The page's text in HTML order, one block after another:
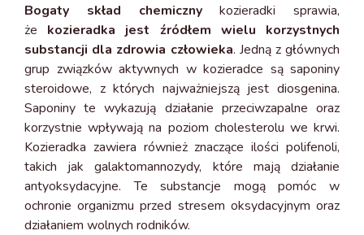
Bogaty skład chemicznykozieradki sprawia,
że kozieradka jest źródłem wielu korzystnych
substancji dla zdrowia człowieka. Jedną z głównych
grup związków aktywnych w kozieradce są saponiny
steroidowe, z których najważniejszą jest diosgenina.
Saponiny te wykazują działanie przeciwzapalne oraz
korzystnie wpływają na poziom cholesterolu we krwi.
Kozieradka zawiera również znaczące ilości polifenoli,
takich jak galaktomannozydy, które mają działanie
antyoksydacyjne. Te substancje mogą pomóc w
ochronie organizmu przed stresem oksydacyjnym oraz
działaniem wolnych rodników.